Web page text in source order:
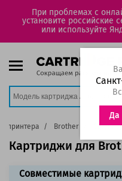
При проблемах с
установите
или используйте
Да
принтера Brother
Картриджи для
Совместимые